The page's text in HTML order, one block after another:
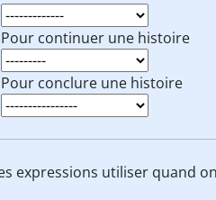
Pour continuer une histoire
Pour conclure une histoire
expressions utiliser quand